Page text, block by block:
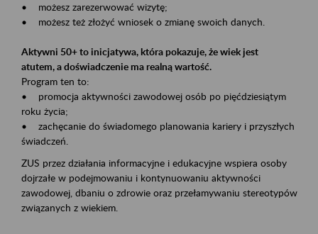
• możesz zarezerwować wizytę;
• możesz też złożyć wniosek o zmianę swoich danych.
Aktywni 50+ to inicjatywa, która pokazuje, że wiek jest
atutem, a doświadczenie ma realną wartość.
Program ten to:
• promocja aktywności zawodowej osób po pięćdziesiątym
roku życia;
• zachęcanie do świadomego planowania kariery i przyszłych
świadczeń.
ZUS przez działania informacyjne i edukacyjne wspiera osoby
dojrzałe w podejmowaniu i kontynuowaniu aktywności
zawodowej, dbaniu o zdrowie oraz przełamywaniu stereotypów
związanych z wiekiem.